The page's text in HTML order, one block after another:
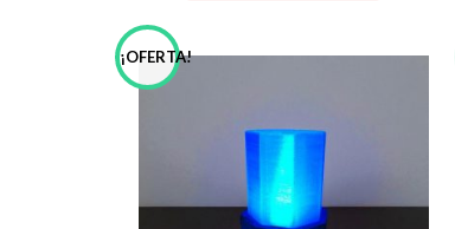
¡OFERTA!